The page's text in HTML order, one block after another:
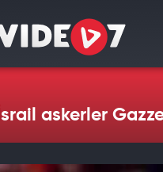
İsrail askerler